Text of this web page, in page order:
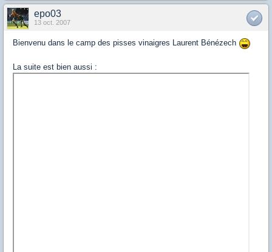
epo03
13 oct. 2007
Bienvenu dans le camp des pisses vinaigres Laurent Bénézech
La suite est bien aussi :